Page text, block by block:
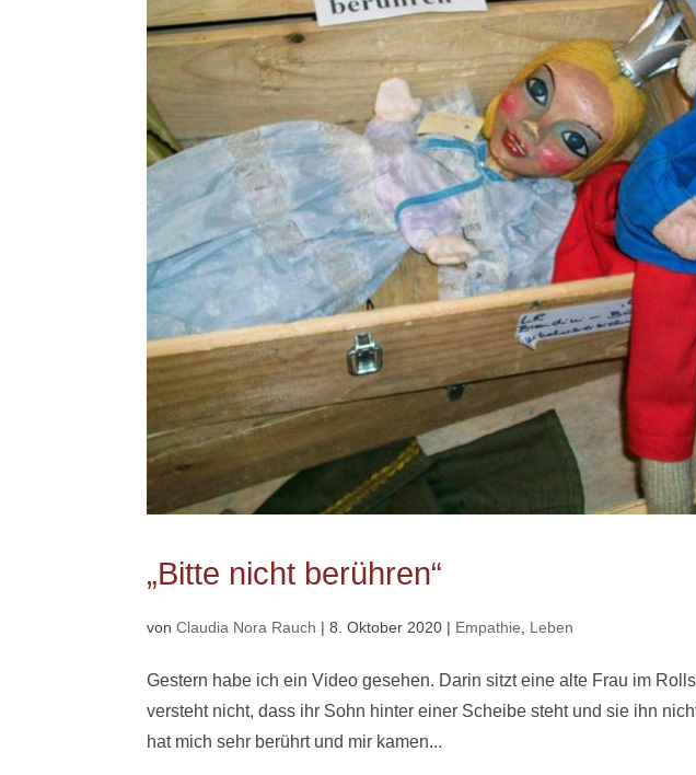
„Bitte nicht berühren“
vonClaudia Nora Rauch |8. Oktober 2020 | Empathie, Leben
Gestern habe ich ein Video gesehen. Darin sitzt eine alte Frau im
versteht nicht, dass ihr Sohn hinter einer Scheibe steht und sie ihn
hat mich sehr berührt und mir kamen...